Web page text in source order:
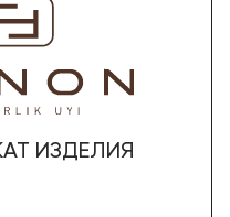
ИЗДЕЛИЯ